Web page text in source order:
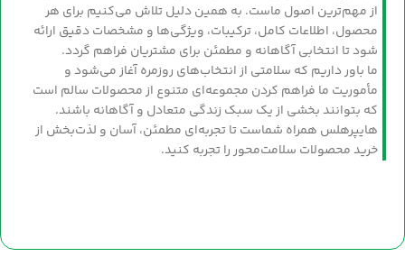
از مهم‌ترین اصول ماست. به همین دلیل تلاش می‌کنیم برای هر
محصول، اطلاعات کامل، ترکیبات، ویژگی‌ها و مشخصات دقیق ارائه
شود تا انتخابی آگاهانه و مطمئن برای مشتریان فراهم گردد.
ما باور داریم که سلامتی از انتخاب‌های روزمره آغاز می‌شود و
مأموریت ما فراهم کردن مجموعه‌ای متنوع از محصولات سالم است
که بتوانند بخشی از یک سبک زندگی متعادل و آگاهانه باشند.
هایپرهلس همراه شماست تا تجربه‌ای مطمئن، آسان و لذت‌بخش از
خرید محصولات سلامت‌محور را تجربه کنید.